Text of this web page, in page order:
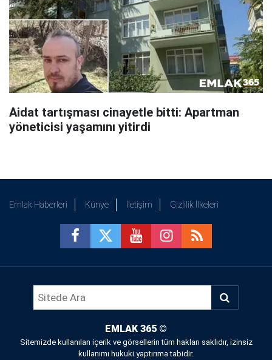
Aidat tartışması cinayetle bitti: Apartman
yöneticisi yaşamını yitirdi
Emlak Haberleri Künye İletişim Gizlilik İlkeleri
EMLAK 365 ©
Sitemizde kullanılan içerik ve görsellerin tüm hakları saklıdır, izinsiz
kullanımı hukuki yaptırıma tabidir.